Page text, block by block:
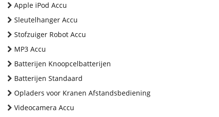
Apple iPod Accu
Sleutelhanger Accu
Stofzuiger Robot Accu
MP3 Accu
Batterijen Knoopcelbatterijen
Batterijen Standaard
Opladers voor Kranen Afstandsbediening
Videocamera Accu